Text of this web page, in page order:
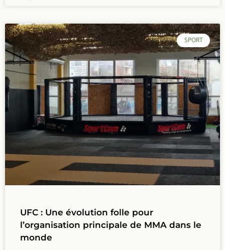
SPORT
UFC : Une évolution folle pour
l’organisation principale de MMA dans le
monde